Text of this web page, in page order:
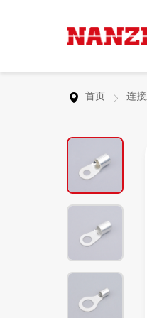
裸
行业应
产品广泛用于
物联网、特种
服务支
从客户的实际
值的服务，帮
关于南
浙江南州科技
器、连接器的
生产严格执行
过国家权威机
安全认证。
联系我
连接你我，让
首页 连